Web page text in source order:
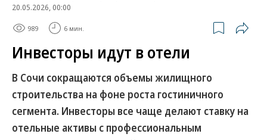
20.05.2026, 00:00
989 6 мин.
Инвесторы идут в отели
В Сочи сокращаются объемы жилищного
строительства на фоне роста гостиничного
сегмента. Инвесторы все чаще делают ставку на
отельные активы с профес­сиональным